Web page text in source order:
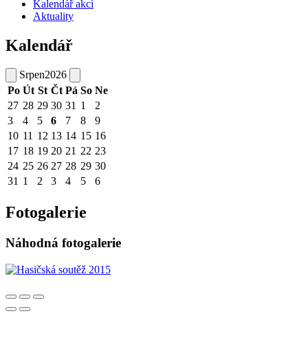
Kalendář akcí
Aktuality
Kalendář
Srpen2026
Po Út St Čt Pá So Ne
27 28 29 30 31 1
2
3
4 5 6 7 8
9
10 11 12 13 14 15 16
17 18 19 20 21 22 23
24 25 26 27 28 29 30
31 1 2 3 4 5 6
Fotogalerie
Náhodná fotogalerie